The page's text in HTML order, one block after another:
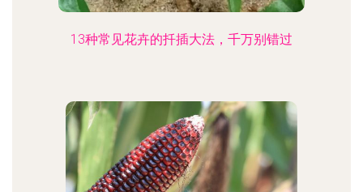
13种常见花卉的扦插大法，千万别错过